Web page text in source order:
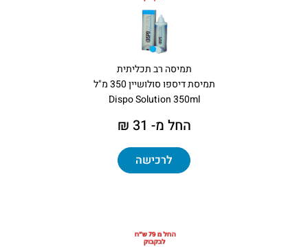
תמיסה רב תכליתית
תמיסת דיספו סולושיין 350 מ"ל
Dispo Solution 350ml
החל מ- 31 ₪
לרכישה